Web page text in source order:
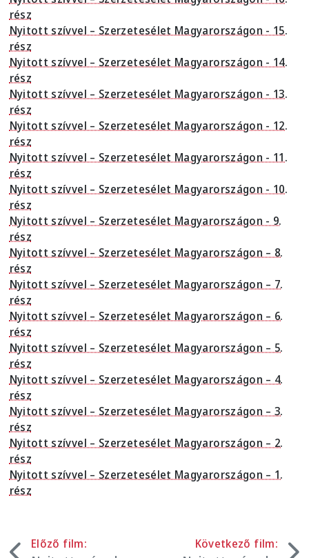
rész
Nyitott szívvel – Szerzetesélet Magyarországon - 15.
rész
Nyitott szívvel – Szerzetesélet Magyarországon - 14.
rész
Nyitott szívvel – Szerzetesélet Magyarországon - 13.
rész
Nyitott szívvel – Szerzetesélet Magyarországon - 12.
rész
Nyitott szívvel – Szerzetesélet Magyarországon - 11.
rész
Nyitott szívvel – Szerzetesélet Magyarországon - 10.
rész
Nyitott szívvel – Szerzetesélet Magyarországon - 9.
rész
Nyitott szívvel – Szerzetesélet Magyarországon – 8.
rész
Nyitott szívvel – Szerzetesélet Magyarországon – 7.
rész
Nyitott szívvel – Szerzetesélet Magyarországon – 6.
rész
Nyitott szívvel – Szerzetesélet Magyarországon – 5.
rész
Nyitott szívvel – Szerzetesélet Magyarországon – 4.
rész
Nyitott szívvel – Szerzetesélet Magyarországon – 3.
rész
Nyitott szívvel – Szerzetesélet Magyarországon – 2.
rész
Nyitott szívvel – Szerzetesélet Magyarországon – 1.
rész
Előző film: Következő film: